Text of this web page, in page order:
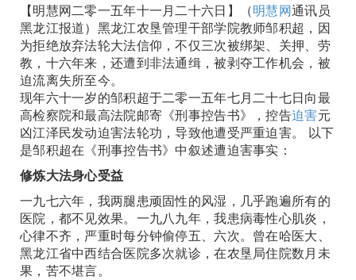
【明慧网二零一五年十一月二十六日】（明慧网通讯员
黑龙江报道）黑龙江农垦管理干部学院教师邹积超，因
为拒绝放弃法轮大法信仰，不仅三次被绑架、关押、劳
教，十六年来，还遭到非法通缉，被剥夺工作机会，被
迫流离失所至今。
现年六十一岁的邹积超于二零一五年七月二十七日向最
高检察院和最高法院邮寄《刑事控告书》，控告迫害元
凶江泽民发动迫害法轮功，导致他遭受严重迫害。 以下
是邹积超在《刑事控告书》中叙述遭迫害事实：
修炼大法身心受益
一九七六年，我两腿患顽固性的风湿，几乎跑遍所有的
医院，都不见效果。一九八九年，我患病毒性心肌炎，
心律不齐，严重时每分钟偷停五、六次。曾在哈医大、
黑龙江省中西结合医院多次就诊，在农垦局住院数月未
果，苦不堪言。